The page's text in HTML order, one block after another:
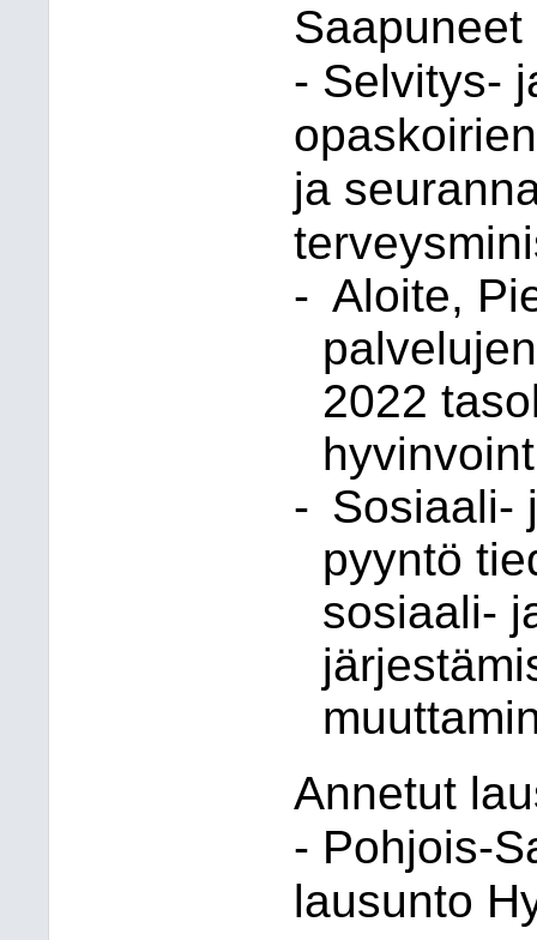
- Selvitys-
ja
- Aloite,
2022
- Sosiaali-
pyyntö
sosiaali-
Annetut
- Pohjois-
lausunto